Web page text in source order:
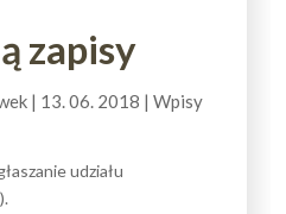
zapisy
| 13. 06. 2018 | Wpisy
udziału